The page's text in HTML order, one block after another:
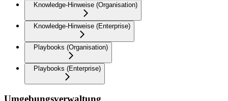
Knowledge-Hinweise (Organisation)
Knowledge-Hinweise (Enterprise)
Playbooks (Organisation)
Playbooks (Enterprise)
Umgebungsverwaltung